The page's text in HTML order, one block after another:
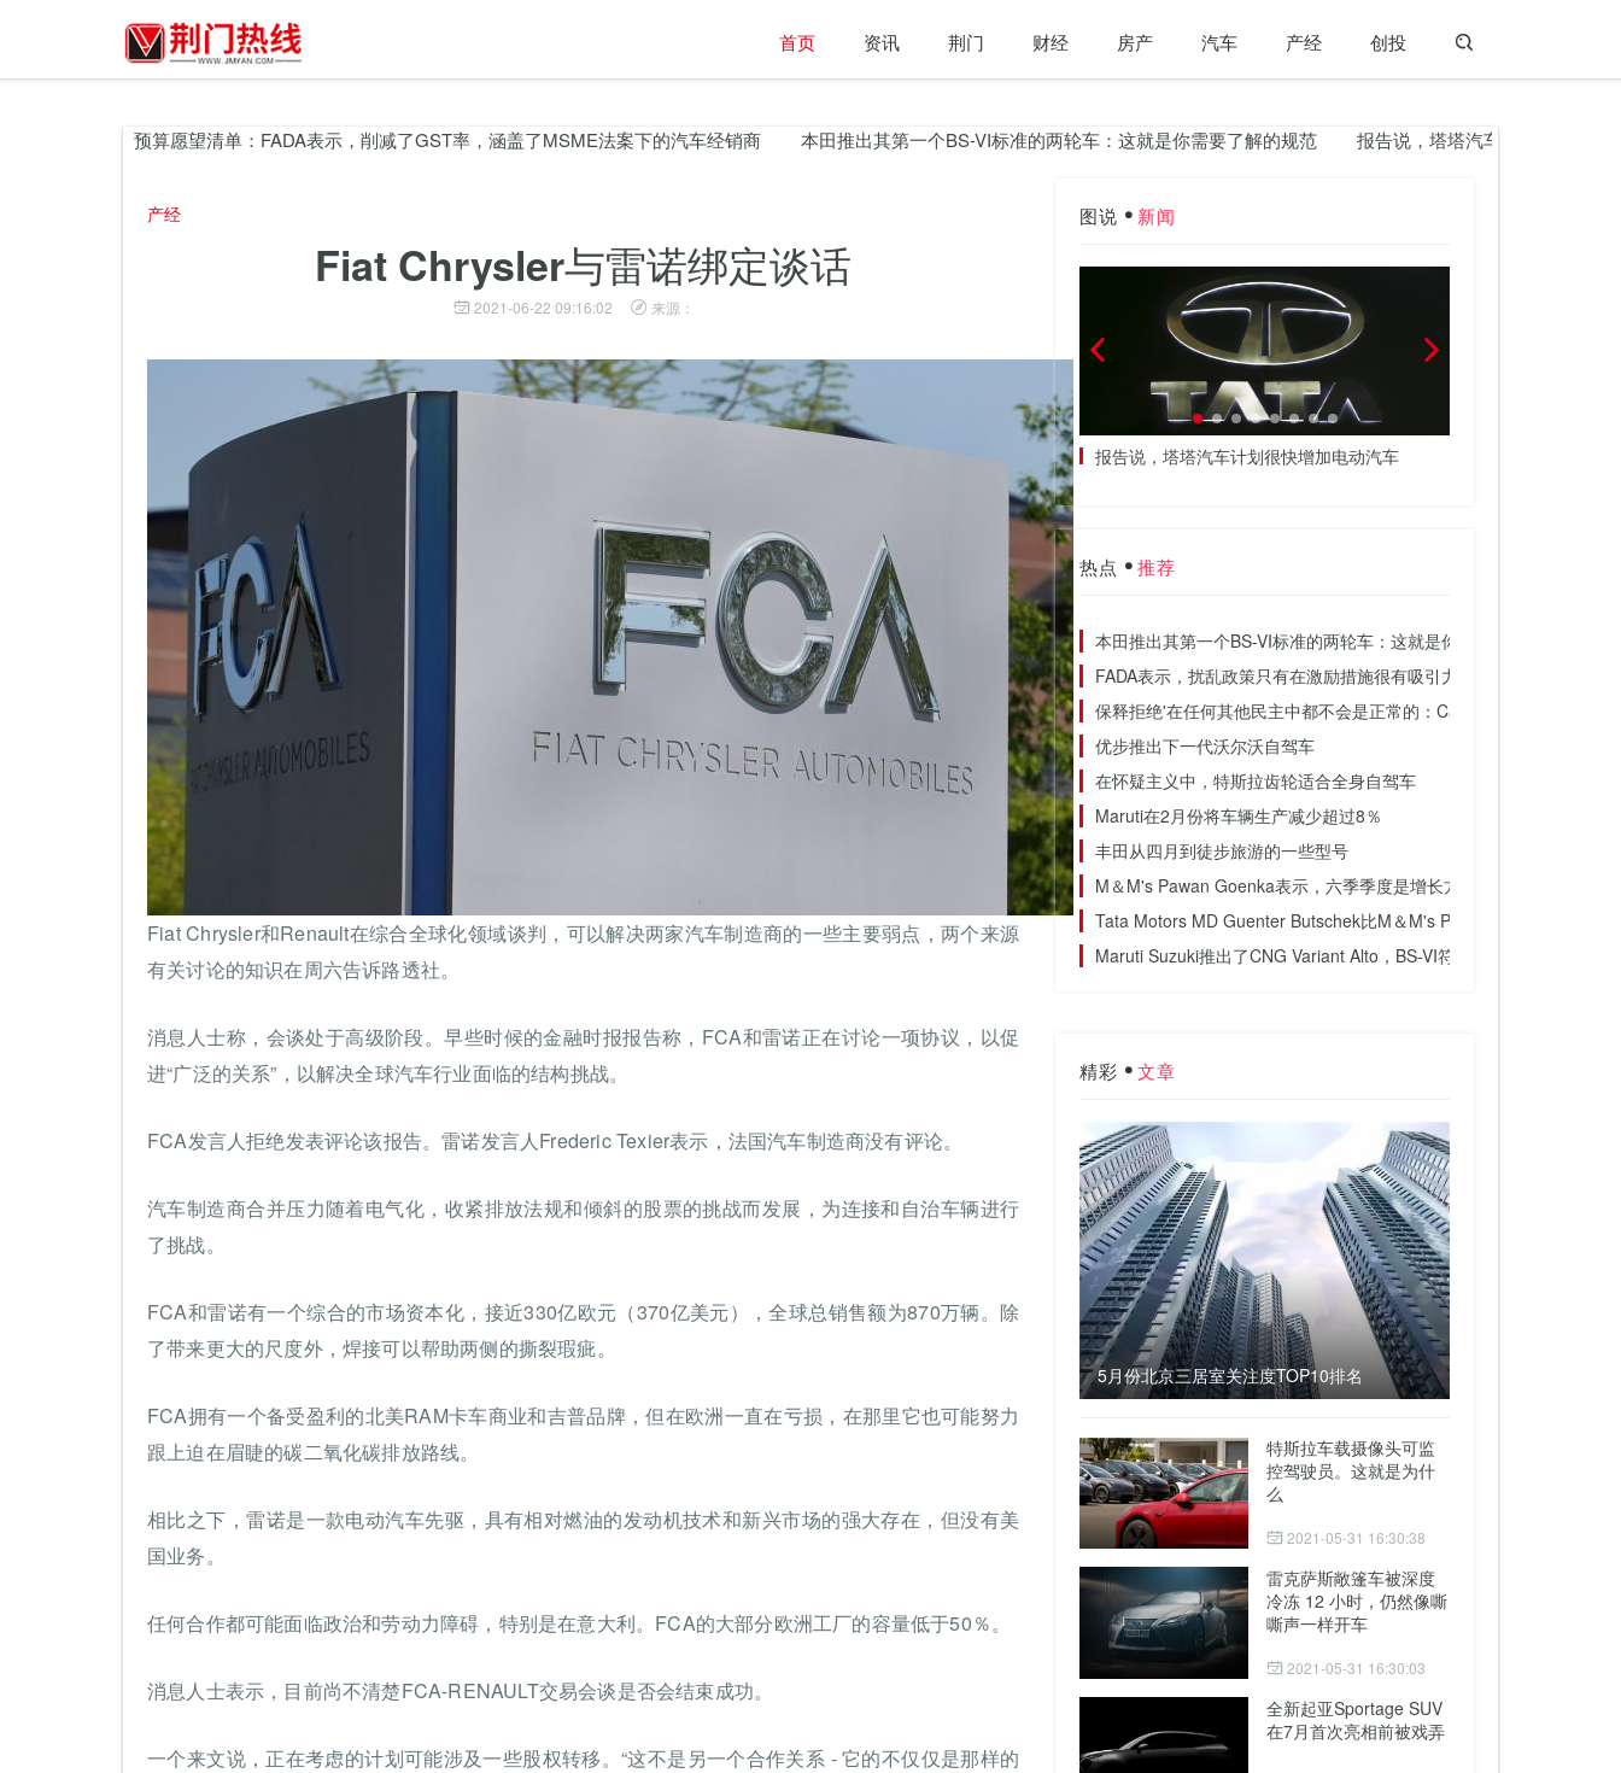
首页 资讯 荆门 财经 房产 汽车 产经 创投
预算愿望清单：FADA表示，削减了GST率，涵盖了MSME法案下的汽车经销商 本田推出其第一个BS-VI标准的两轮车：这就是你需要了解的规范 报告说，塔塔汽车计划很快增加电动
产经
Fiat Chrysler与雷诺绑定谈话
2021-06-22 09:16:02 来源：
Fiat Chrysler和Renault在综合全球化领域谈判，可以解决两家汽车制造商的一些主要弱点，两个来源
有关讨论的知识在周六告诉路透社。
消息人士称，会谈处于高级阶段。早些时候的金融时报报告称，FCA和雷诺正在讨论一项协议，以促
进“广泛的关系”，以解决全球汽车行业面临的结构挑战。
FCA发言人拒绝发表评论该报告。雷诺发言人Frederic Texier表示，法国汽车制造商没有评论。
汽车制造商合并压力随着电气化，收紧排放法规和倾斜的股票的挑战而发展，为连接和自治车辆进行
了挑战。
FCA和雷诺有一个综合的市场资本化，接近330亿欧元（370亿美元），全球总销售额为870万辆。除
了带来更大的尺度外，焊接可以帮助两侧的撕裂瑕疵。
FCA拥有一个备受盈利的北美RAM卡车商业和吉普品牌，但在欧洲一直在亏损，在那里它也可能努力
跟上迫在眉睫的碳二氧化碳排放路线。
相比之下，雷诺是一款电动汽车先驱，具有相对燃油的发动机技术和新兴市场的强大存在，但没有美
国业务。
任何合作都可能面临政治和劳动力障碍，特别是在意大利。FCA的大部分欧洲工厂的容量低于50％。
消息人士表示，目前尚不清楚FCA-RENAULT交易会谈是否会结束成功。
一个来文说，正在考虑的计划可能涉及一些股权转移。“这不是另一个合作关系 - 它的不仅仅是那样的
图说 新闻
Bajaj汽车当地两轮车销售额在6月下降2％ 报告说，塔塔汽车计划很快增加电动汽车
热点 推荐
本田推出其第一个BS-VI标准的两轮车：这就是你需要了解的规范
FADA表示，扰乱政策只有在激励措施很有吸引力
保释拒绝'在任何其他民主中都不会是正常的：Carlos Ghosn.
优步推出下一代沃尔沃自驾车
在怀疑主义中，特斯拉齿轮适合全身自驾车
Maruti在2月份将车辆生产减少超过8％
丰田从四月到徒步旅游的一些型号
M＆M's Pawan Goenka表示，六季季度是增长方面最糟糕的季度
Tata Motors MD Guenter Butschek比M＆M's Pawan Goenka更加薪
Maruti Suzuki推出了CNG Variant Alto，BS-VI符合Wagonr和Swift之
精彩 文章
5月份北京三居室关注度TOP10排名
特斯拉车载摄像头可监
控驾驶员。这就是为什
么
2021-05-31 16:30:38
雷克萨斯敞篷车被深度
冷冻 12 小时，仍然像嘶
嘶声一样开车
2021-05-31 16:30:03
全新起亚Sportage SUV
在7月首次亮相前被戏弄